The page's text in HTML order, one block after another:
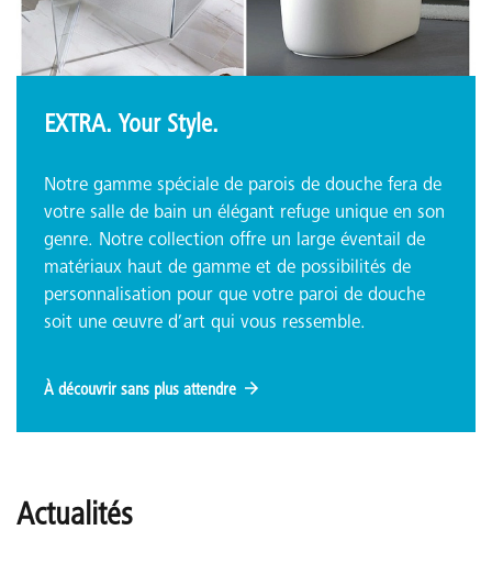
EXTRA. Your Style.
Notre gamme spéciale de parois de douche fera de
votre salle de bain un élégant refuge unique en son
genre. Notre collection offre un large éventail de
matériaux haut de gamme et de possibilités de
personnalisation pour que votre paroi de douche
soit une œuvre d’art qui vous ressemble.
À découvrir sans plus attendre
Actualités